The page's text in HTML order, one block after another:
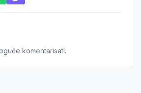
komentarisati.